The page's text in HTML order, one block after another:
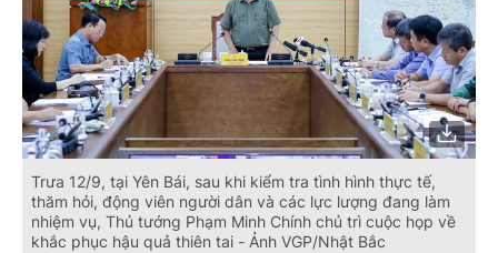
Trưa 12/9, tại Yên Bái, sau khi kiểm tra tình hình thực tế,
thăm hỏi, động viên người dân và các lực lượng đang làm
nhiệm vụ, Thủ tướng Phạm Minh Chính chủ trì cuộc họp về
khắc phục hậu quả thiên tai - Ảnh VGP/Nhật Bắc